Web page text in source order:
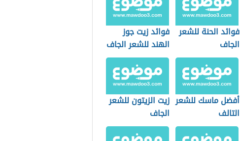
فوائد الحنة للشعر
الجاف
فوائد زيت جوز
الهند للشعر الجاف
أفضل ماسك للشعر
التالف
زيت الزيتون للشعر
الجاف